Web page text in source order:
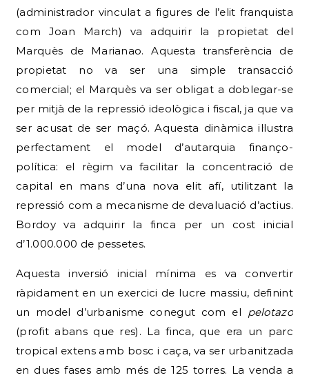
(administrador vinculat a figures de l’elit franquista
com Joan March) va adquirir la propietat del
Marquès de Marianao. Aquesta transferència de
propietat no va ser una simple transacció
comercial; el Marquès va ser obligat a doblegar-se
per mitjà de la repressió ideològica i fiscal, ja que va
ser acusat de ser maçó. Aquesta dinàmica il·lustra
perfectament el model d’autarquia finanço-
política: el règim va facilitar la concentració de
capital en mans d’una nova elit afí, utilitzant la
repressió com a mecanisme de devaluació d’actius.
Bordoy va adquirir la finca per un cost inicial
d’1.000.000 de pessetes.
Aquesta inversió inicial mínima es va convertir
ràpidament en un exercici de lucre massiu, definint
un model d’urbanisme conegut com el pelotazo
(profit abans que res). La finca, que era un parc
tropical extens amb bosc i caça, va ser urbanitzada
en dues fases amb més de 125 torres. La venda a